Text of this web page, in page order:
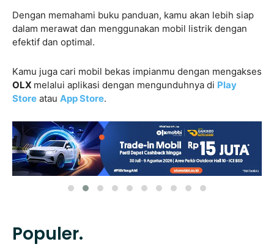
Dengan memahami buku panduan, kamu akan lebih siap
dalam merawat dan menggunakan mobil listrik dengan
efektif dan optimal.
Kamu juga cari mobil bekas impianmu dengan mengakses
OLX melalui aplikasi dengan mengunduhnya di Play
Store atau App Store.
Populer.